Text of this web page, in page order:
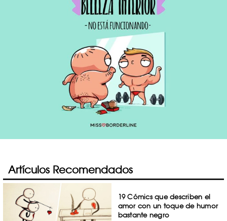
Artículos Recomendados
19 Cómics que describen el
amor con un toque de humor
bastante negro